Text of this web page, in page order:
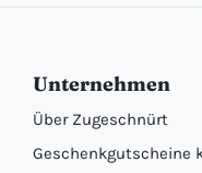
Unternehmen
Über Zugeschnürt
Geschenkgutscheine